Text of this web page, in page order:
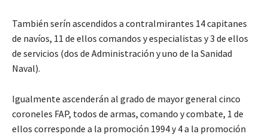
También serín ascendidos a contralmirantes 14 capitanes
de navíos, 11 de ellos comandos y especialistas y 3 de ellos
de servicios (dos de Administración y uno de la Sanidad
Naval).
Igualmente ascenderán al grado de mayor general cinco
coroneles FAP, todos de armas, comando y combate, 1 de
ellos corresponde a la promoción 1994 y 4 a la promoción